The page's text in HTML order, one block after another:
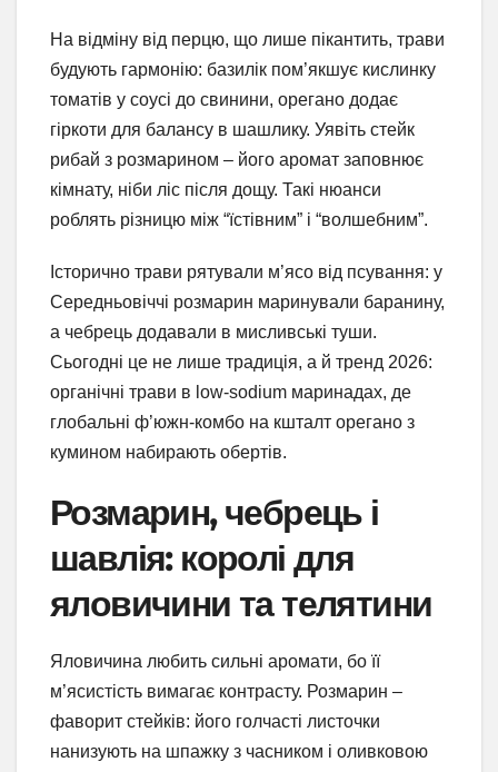
На відміну від перцю, що лише пікантить, трави
будують гармонію: базилік пом’якшує кислинку
томатів у соусі до свинини, орегано додає
гіркоти для балансу в шашлику. Уявіть стейк
рибай з розмарином – його аромат заповнює
кімнату, ніби ліс після дощу. Такі нюанси
роблять різницю між “їстівним” і “волшебним”.
Історично трави рятували м’ясо від псування: у
Середньовіччі розмарин маринували баранину,
а чебрець додавали в мисливські туши.
Сьогодні це не лише традиція, а й тренд 2026:
органічні трави в low-sodium маринадах, де
глобальні ф’южн-комбо на кшталт орегано з
кумином набирають обертів.
Розмарин, чебрець і
шавлія: королі для
яловичини та телятини
Яловичина любить сильні аромати, бо її
м’ясистість вимагає контрасту. Розмарин –
фаворит стейків: його голчасті листочки
нанизують на шпажку з часником і оливковою